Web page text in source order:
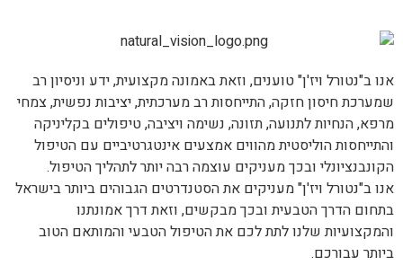
אנו ב"נטורל ויז'ן" טוענים, וזאת באמונה מקצועית, ידע וניסיון רב
שמערכת חיסון חזקה, התייחסות רב מערכתית, יציבות נפשית, צמחי
מרפא, הנחיות לתנועה, תזונה, נשימה ויציבה, טיפולים בקליניקה
והתייחסות הוליסטית מהווים אמצעים אינטגרטיביים עם הטיפול
הקונבנציונלי ובכך מעניקים עוצמה רבה יותר לתהליך הטיפול.
אנו ב"נטורל ויז'ן" מעניקים את הסטנדרטים הגבוהים ביותר בישראל
בתחום הדרך הטבעית ובכך מבקשים, וזאת דרך אמונתנו
והמקצועיות שלנו לתת לכם את הטיפול הטבעי והמותאם הטוב
ביותר עבורכם.